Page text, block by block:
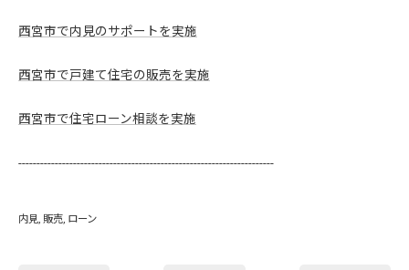
西宮市で内見のサポートを実施
西宮市で戸建て住宅の販売を実施
西宮市で住宅ローン相談を実施
----------------------------------------------------------------------
内見 販売 ローン